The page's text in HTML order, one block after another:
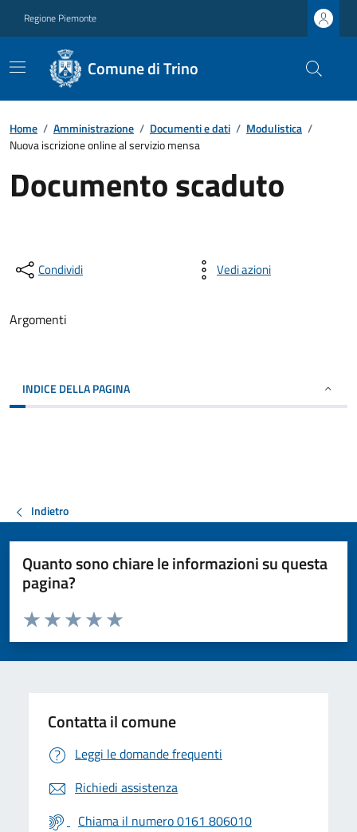
Regione Piemonte
Comune di Trino
Home / Amministrazione / Documenti e dati / Modulistica /
Nuova iscrizione online al servizio mensa
Documento scaduto
Condividi Vedi azioni
Argomenti
INDICE DELLA PAGINA
Indietro
Quanto sono chiare le informazioni su questa
pagina?
Valuta da 1 a 5 stelle la pagina
Valuta 5 stelle su 5
Valuta 4 stelle su 5
Valuta 3 stelle su 5
Valuta 2 stelle su 5
Valuta 1 stelle su 5
Contatta il comune
Leggi le domande frequenti
Richiedi assistenza
Chiama il numero 0161 806010